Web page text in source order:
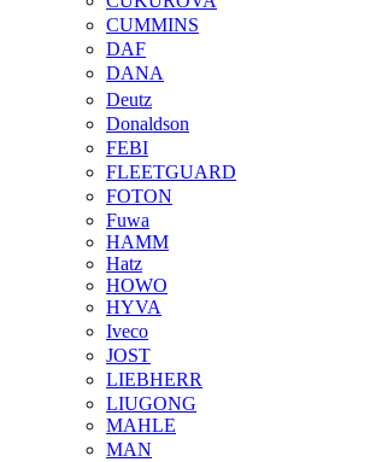
CUMMINS
DAF
DANA
Deutz
Donaldson
FEBI
FLEETGUARD
FOTON
Fuwa
HAMM
Hatz
HOWO
HYVA
Iveco
JOST
LIEBHERR
LIUGONG
MAHLE
MAN